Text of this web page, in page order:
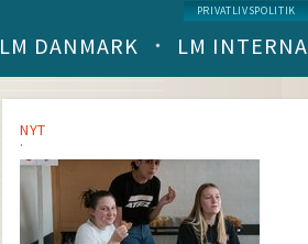
Service
menu
PRIVATLIVSPOLITIK
Main
(level
1)
LM DANMARK LM
NYT